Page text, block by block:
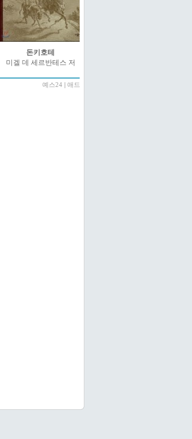
돈키호테
미겔 데 세르반테스 저
예스24 | 애드온2